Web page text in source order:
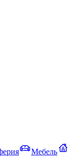
Мебель